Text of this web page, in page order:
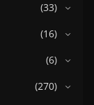
(33)
(16)
(6)
(270)